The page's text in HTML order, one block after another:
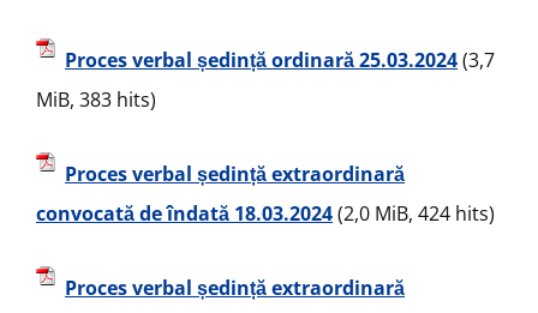
Proces verbal ședință ordinară 25.03.2024(3,7
MiB, 383 hits)
Proces verbal ședință extraordinară
convocată de îndată 18.03.2024(2,0 MiB, 424 hits)
Proces verbal ședință extraordinară